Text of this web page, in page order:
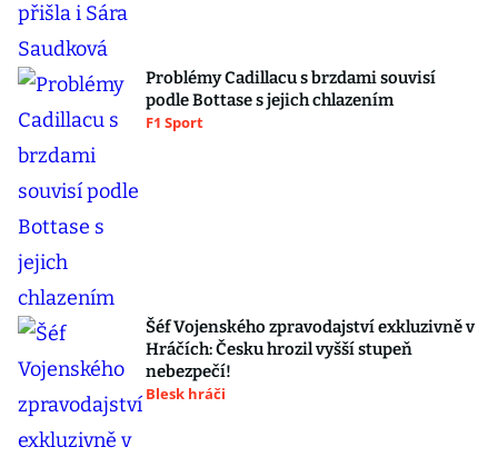
Problémy Cadillacu s brzdami souvisí
podle Bottase s jejich chlazením
F1 Sport
Šéf Vojenského zpravodajství exkluzivně v
Hráčích: Česku hrozil vyšší stupeň
nebezpečí!
Blesk hráči